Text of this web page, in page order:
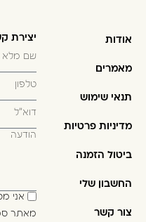
אודות
מאמרים
תנאי שימוש
מדיניות פרטיות
ביטול הזמנה
החשבון שלי
צור קשר
יצירת
אני
מאתר